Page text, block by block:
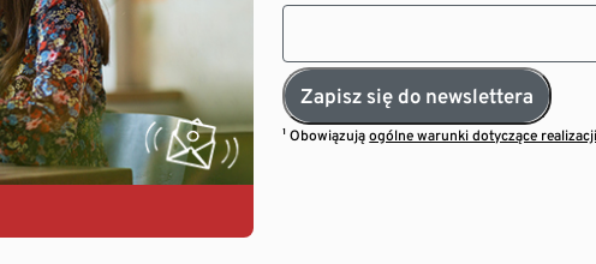
Zapisz się do newslettera
¹ Obowiązująogólne warunki dotyczące